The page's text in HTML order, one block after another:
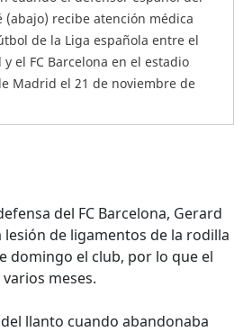
(abajo) recibe atención médica
de la Liga española entre el
el FC Barcelona en el estadio
Madrid el 21 de noviembre de
del FC Barcelona, Gerard
de ligamentos de la rodilla
domingo el club, por lo que el
meses.
llanto cuando abandonaba